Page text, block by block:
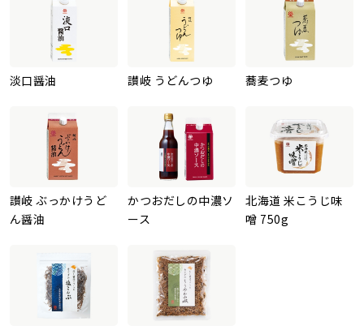
淡口醤油 讃岐 うどんつゆ 蕎麦つゆ
讃岐 ぶっかけうど
ん醤油
かつおだしの中濃ソ
ース
北海道 米こうじ味
噌 750g